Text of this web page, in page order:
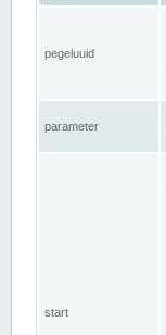
pegeluuid
parameter
start